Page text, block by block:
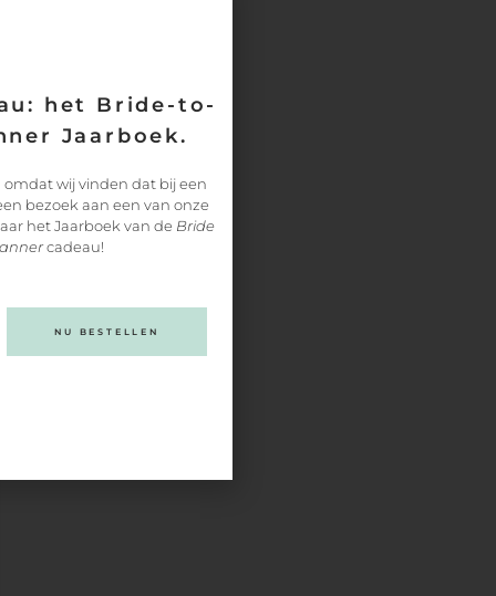
vitamines, cramiden
voor een hyper-
Lees dan hier
het Bride-to-
Jaarboek.
wij vinden dat bij een
bezoek aan een van onze
het Jaarboek van de Bride
cadeau!
NU BESTELLEN